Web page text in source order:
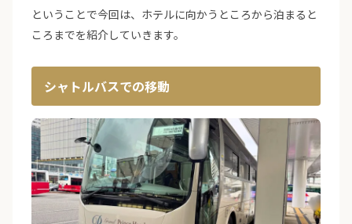
ということで今回は、ホテルに向かうところから泊まると
ころまでを紹介していきます。
シャトルバスでの移動